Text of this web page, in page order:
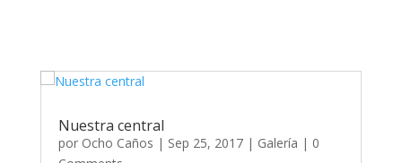
Nuestra central
por Ocho Caños | Sep 25, 2017| Galería | 0